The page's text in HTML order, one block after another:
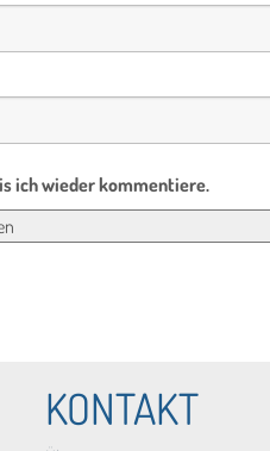
ich wieder kommentiere.
KONTAKT